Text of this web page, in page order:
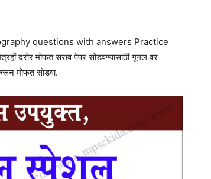
questions with answers Practice
दरोर मोफत सराव पेपर सोडवण्यासाठी गूगल वर
मोफत सोडवा.